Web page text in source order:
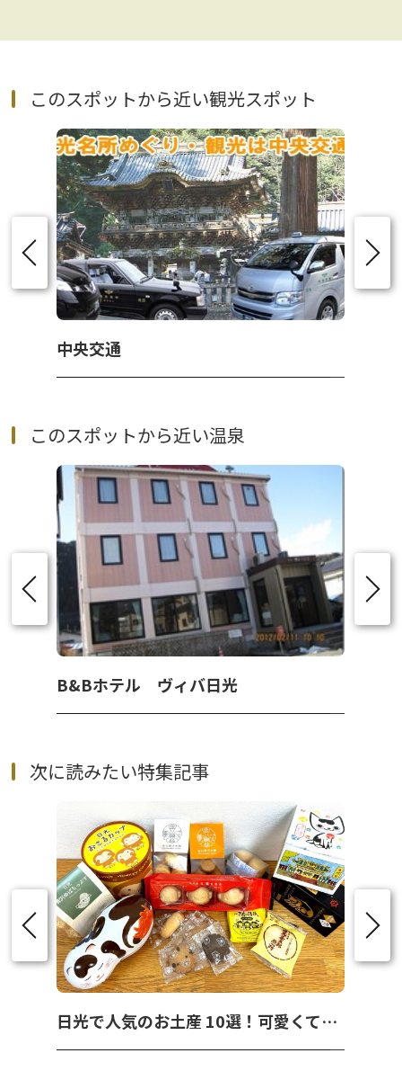
このスポットから近い観光スポット
中央交通
このスポットから近い温泉
B&Bホテル ヴィバ日光
次に読みたい特集記事
日光で人気のお土産 10選！可愛くて美味しいお菓子を紹介！